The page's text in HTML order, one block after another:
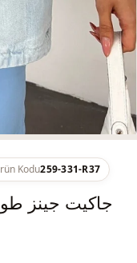
Kodu259-331-R37
جاكيت جينز